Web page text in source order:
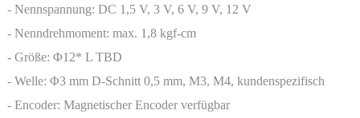
- Nennspannung: DC 1,5 V, 3 V, 6 V, 9 V, 12 V
- Nenndrehmoment: max. 1,8 kgf-cm
- Größe: Φ12* L TBD
- Welle: Φ3 mm D-Schnitt 0,5 mm, M3, M4, kundenspezifisch
- Encoder: Magnetischer Encoder verfügbar